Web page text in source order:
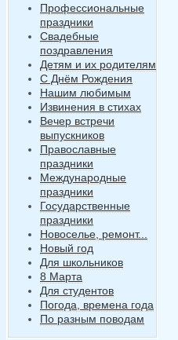
Профессиональные
праздники
Свадебные
поздравления
Детям и их родителям
С Днём Рождения
Нашим любимым
Извинения в стихах
Вечер встречи
выпускников
Православные
праздники
Международные
праздники
Государственные
праздники
Новоселье, ремонт...
Новый год
Для школьников
8 Марта
Для студентов
Погода, времена года
По разным поводам